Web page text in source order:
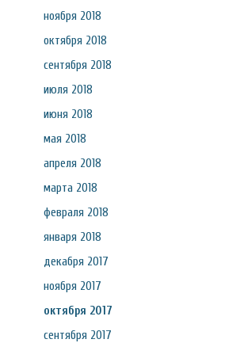
ноября 2018
октября 2018
сентября 2018
июля 2018
июня 2018
мая 2018
апреля 2018
марта 2018
февраля 2018
января 2018
декабря 2017
ноября 2017
октября 2017
сентября 2017